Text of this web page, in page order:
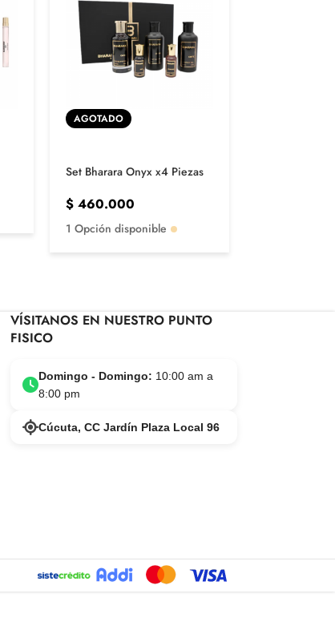
AGOTADO
Set Bharara Onyx x4 Piezas
$460.000
1 Opción disponible
VÍSITANOS EN NUESTRO PUNTO
FISICO
Domingo - Domingo: 10:00 am a
8:00 pm
Cúcuta, CC Jardín Plaza Local 96